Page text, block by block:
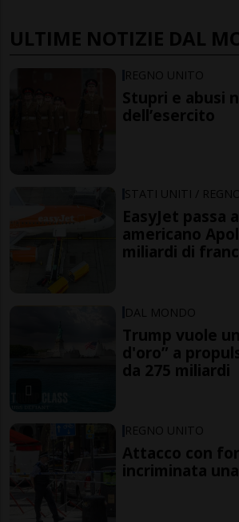
ULTIME NOTIZIE DAL
REGNO UNITO
Stupri e abusi
dell’esercito
STATI UNITI /
EasyJet passa
americano
miliardi di
DAL MONDO
Trump vuole
d'oro” a
da 275 miliardi
REGNO UNITO
Attacco con
incriminata